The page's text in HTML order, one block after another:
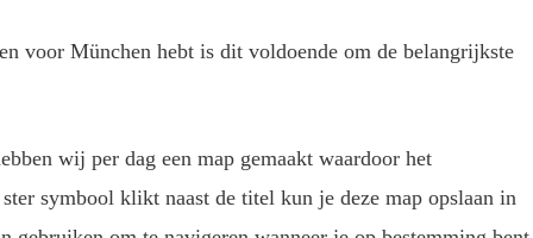
voor München hebt is dit voldoende om de belangrijkste
wij per dag een map gemaakt waardoor het
symbool klikt naast de titel kun je deze map opslaan in